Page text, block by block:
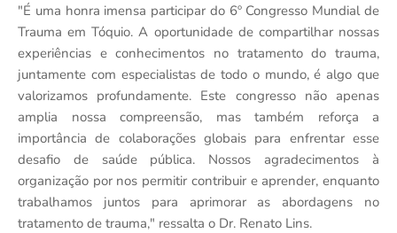
"É uma honra imensa participar do 6º Congresso Mundial de
Trauma em Tóquio. A oportunidade de compartilhar nossas
experiências e conhecimentos no tratamento do trauma,
juntamente com especialistas de todo o mundo, é algo que
valorizamos profundamente. Este congresso não apenas
amplia nossa compreensão, mas também reforça a
importância de colaborações globais para enfrentar esse
desafio de saúde pública. Nossos agradecimentos à
organização por nos permitir contribuir e aprender, enquanto
trabalhamos juntos para aprimorar as abordagens no
tratamento de trauma," ressalta o Dr. Renato Lins.